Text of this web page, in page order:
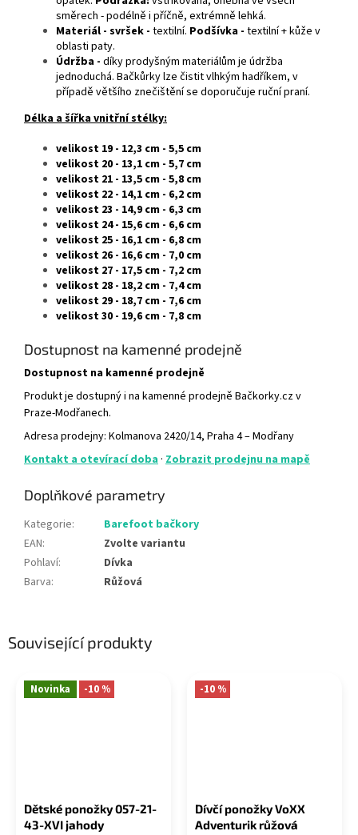
Související produkty
Novinka -10 %
Dětské ponožky 057-21-
43-XVI jahody
-10 %
Dívčí ponožky VoXX
Adventurik růžová
směrech - podélně i příčně, extrémně lehká.
Materiál - svršek - textilní. Podšívka - textilní + kůže v
oblasti paty.
Údržba - díky prodyšným materiálům je údržba
jednoduchá. Bačkůrky lze čistit vlhkým hadříkem, v
případě většího znečištění se doporučuje ruční praní.
Délka a šířka vnitřní stélky:
velikost 19 - 12,3 cm - 5,5 cm
velikost 20 - 13,1 cm - 5,7 cm
velikost 21 - 13,5 cm - 5,8 cm
velikost 22 - 14,1 cm - 6,2 cm
velikost 23 - 14,9 cm - 6,3 cm
velikost 24 - 15,6 cm - 6,6 cm
velikost 25 - 16,1 cm - 6,8 cm
velikost 26 - 16,6 cm - 7,0 cm
velikost 27 - 17,5 cm - 7,2 cm
velikost 28 - 18,2 cm - 7,4 cm
velikost 29 - 18,7 cm - 7,6 cm
velikost 30 - 19,6 cm - 7,8 cm
Dostupnost na kamenné prodejně
Dostupnost na kamenné prodejně
Produkt je dostupný i na kamenné prodejně Bačkorky.cz v
Praze-Modřanech.
Adresa prodejny: Kolmanova 2420/14, Praha 4 – Modřany
Kontakt a otevírací doba · Zobrazit prodejnu na mapě
Doplňkové parametry
Kategorie:
Barefoot bačkory
EAN:
Zvolte variantu
Pohlaví:
Dívka
Barva: Růžová